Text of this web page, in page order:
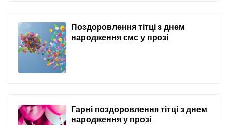
Поздоровлення тітці з днем
народження смс у прозі
Гарні поздоровлення тітці з днем
народження у прозі